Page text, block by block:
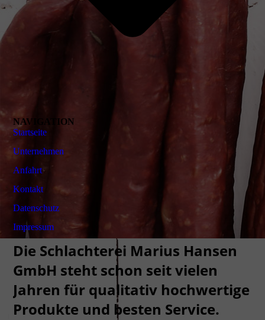
NAVIGATION
Startseite
Unternehmen
Anfahrt
Kontakt
Daten­schutz
Impressum
Die Schlachterei Marius Hansen
GmbH steht schon seit vielen
Jahren für qualitativ hochwertige
Produkte und besten Service.